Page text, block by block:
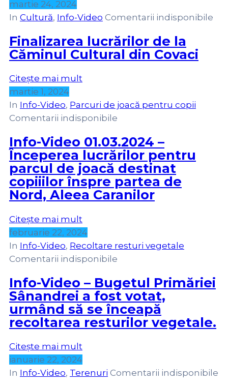
martie 24, 2024
In Cultură‚ Info-Video Comentarii indisponibile
Finalizarea lucrărilor de la
Căminul Cultural din Covaci
Citește mai mult
martie 1, 2024
In Info-Video‚ Parcuri de joacă pentru copii
Comentarii indisponibile
Info-Video 01.03.2024 –
Începerea lucrărilor pentru
parcul de joacă destinat
copiiilor înspre partea de
Nord, Aleea Caranilor
Citește mai mult
februarie 22, 2024
In Info-Video‚ Recoltare resturi vegetale
Comentarii indisponibile
Info-Video – Bugetul Primăriei
Sânandrei a fost votat,
urmând să se înceapă
recoltarea resturilor vegetale.
Citește mai mult
ianuarie 22, 2024
In Info-Video‚ Terenuri Comentarii indisponibile